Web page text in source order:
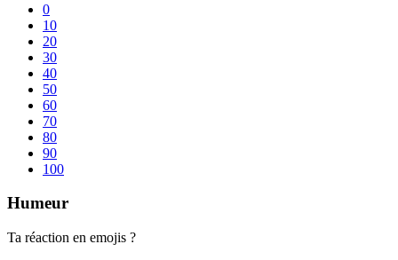
0
10
20
30
40
50
60
70
80
90
100
Humeur
Ta réaction en emojis ?